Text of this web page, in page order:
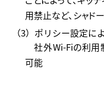
用禁止など、シャド
（3）ポリシー設定に
社外Wi-Fiの利用
可能